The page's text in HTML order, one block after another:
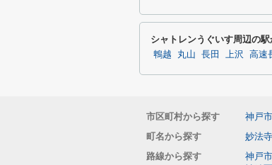
シャトレンうぐいす周辺の
鵯越 丸山 長田 上沢 高速
市区町村から探す 神戸
町名から探す
妙法寺
路線から探す
神戸